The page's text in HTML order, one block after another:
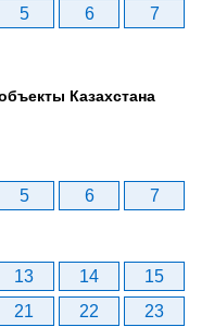
5 6
7
Казахстана
5 6
7
13 14
15
21 22
23